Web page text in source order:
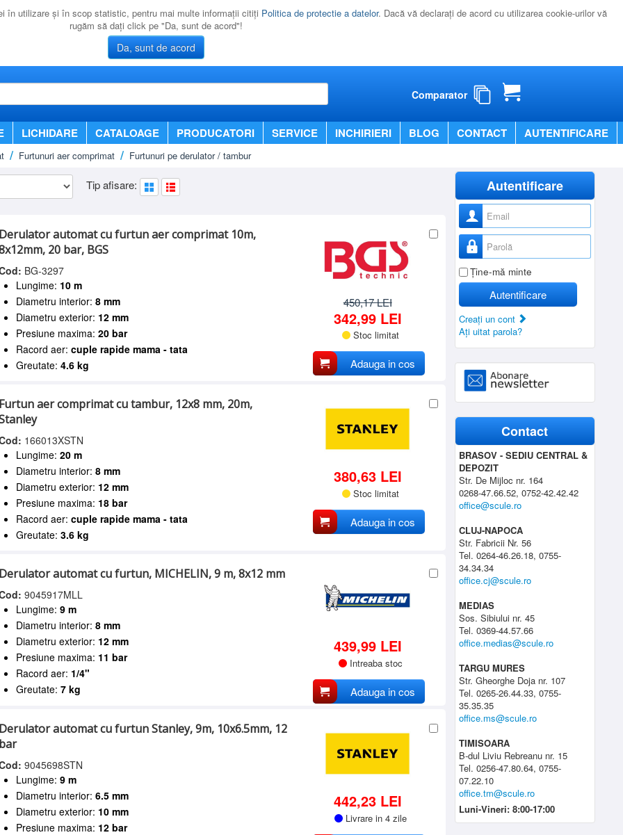
în utilizare şi în scop statistic, pentru mai multe informaţii citiţi Politica de protectie a datelor. Dacă vă declaraţi de acord cu utilizarea cookie-urilor vă
rugăm să daţi click pe "Da, sunt de acord"!
Da, sunt de acord
Comparator
LICHIDARE CATALOAGE PRODUCATORI SERVICE INCHIRIERI BLOG CONTACT AUTENTIFICARE
Furtunuri aer comprimat Furtunuri pe derulator / tambur
Tip afisare:
automat cu furtun aer comprimat 10m,
20 bar, BGS
BG-3297
Lungime: 10 m
Diametru interior:8 mm
Diametru exterior: 12 mm
Presiune maxima:20 bar
Racord aer:cuple rapide mama - tata
Greutate:4.6 kg
450,17 LEI
342,99 LEI
Stoc limitat
Adauga in cos
aer comprimat cu tambur, 12x8 mm, 20m,
166013XSTN
Lungime:20 m
Diametru interior:8 mm
Diametru exterior: 12 mm
Presiune maxima: 18 bar
Racord aer:cuple rapide mama - tata
Greutate:3.6 kg
380,63 LEI
Stoc limitat
Adauga in cos
automat cu furtun, MICHELIN, 9 m, 8x12 mm
9045917MLL
Lungime:9 m
Diametru interior:8 mm
Diametru exterior: 12 mm
Presiune maxima: 11 bar
Racord aer: 1/4"
Greutate:7 kg
439,99 LEI
Intreaba stoc
Adauga in cos
automat cu furtun Stanley, 9m, 10x6.5mm, 12
9045698STN
Lungime:9 m
Diametru interior:6.5 mm
Diametru exterior: 10 mm
Presiune maxima: 12 bar
442,23 LEI
Livrare in 4 zile
Autentificare
Nume utilizator
Parolă
Ţine-mă minte
Autentificare
Creaţi un cont
Aţi uitat parola?
Contact
BRASOV - SEDIU CENTRAL &
DEPOZIT
Str. De Mijloc nr. 164
0268-47.66.52, 0752-42.42.42
office@scule.ro
CLUJ-NAPOCA
Str. Fabricii Nr. 56
Tel. 0264-46.26.18, 0755-
34.34.34
office.cj@scule.ro
MEDIAS
Sos. Sibiului nr. 45
Tel. 0369-44.57.66
office.medias@scule.ro
TARGU MURES
Str. Gheorghe Doja nr. 107
Tel. 0265-26.44.33, 0755-
35.35.35
office.ms@scule.ro
TIMISOARA
B-dul Liviu Rebreanu nr. 15
Tel. 0256-47.80.64, 0755-
07.22.10
office.tm@scule.ro
Luni-Vineri: 8:00-17:00